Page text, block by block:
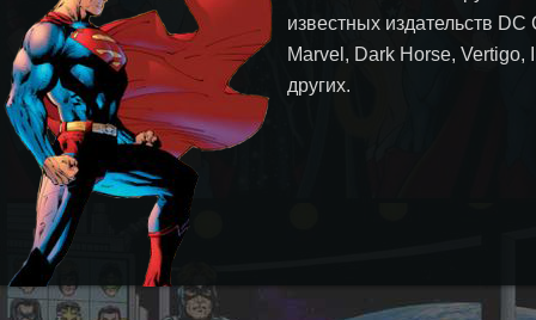
известных издательств DC
Marvel, Dark Horse, Vertigo,
других.